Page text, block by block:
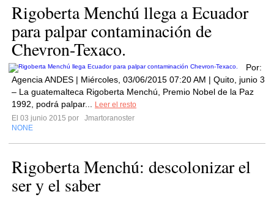
Rigoberta Menchú llega a Ecuador
para palpar contaminación de
Chevron-Texaco.
Por:
Agencia ANDES | Miércoles, 03/06/2015 07:20 AM | Quito, junio 3
– La guatemalteca Rigoberta Menchú, Premio Nobel de la Paz
1992, podrá palpar...
Leer el resto
El 03 junio 2015 por
Jmartoranoster
NONE
Rigoberta Menchú: descolonizar el
ser y el saber